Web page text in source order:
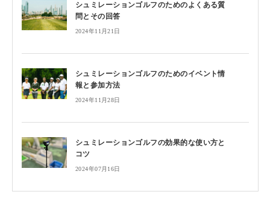
シュミレーションゴルフのためのよくある質
問とその回答
2024年11月21日
シュミレーションゴルフのためのイベント情
報と参加方法
2024年11月28日
シュミレーションゴルフの効果的な使い方と
コツ
2024年07月16日